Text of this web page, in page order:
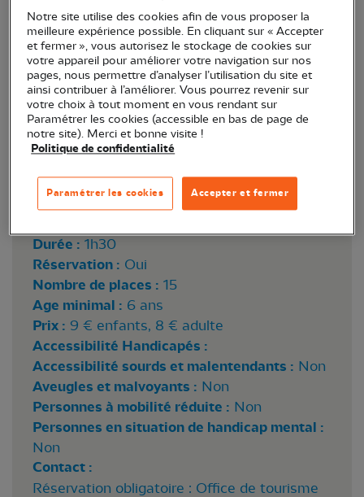
d’Yves. Durée : 2h pour le rallye.
Animation Rallye Nature
Point de rendez-vous :
réservation
Durée : 1h30
Réservation : Oui
Nombre de places : 15
Age minimal : 6 ans
Prix : 9 € enfants, 8 € adulte
Accessibilité Handicapés :
Accessibilité sourds et malentendants : Non
Aveugles et malvoyants : Non
Personnes à mobilité réduite : Non
Personnes en situation de handicap mental :
Non
Contact :
Réservation obligatoire : Office de tourisme
Notre site utilise des cookies afin de vous proposer la
meilleure expérience possible. En cliquant sur « Accepter
et fermer », vous autorisez le stockage de cookies sur
votre appareil pour améliorer votre navigation sur nos
pages, nous permettre d’analyser l’utilisation du site et
ainsi contribuer à l’améliorer. Vous pourrez revenir sur
votre choix à tout moment en vous rendant sur
Paramétrer les cookies (accessible en bas de page de
notre site). Merci et bonne visite !
Politique de confidentialité
Accepter et fermer
Paramétrer les cookies